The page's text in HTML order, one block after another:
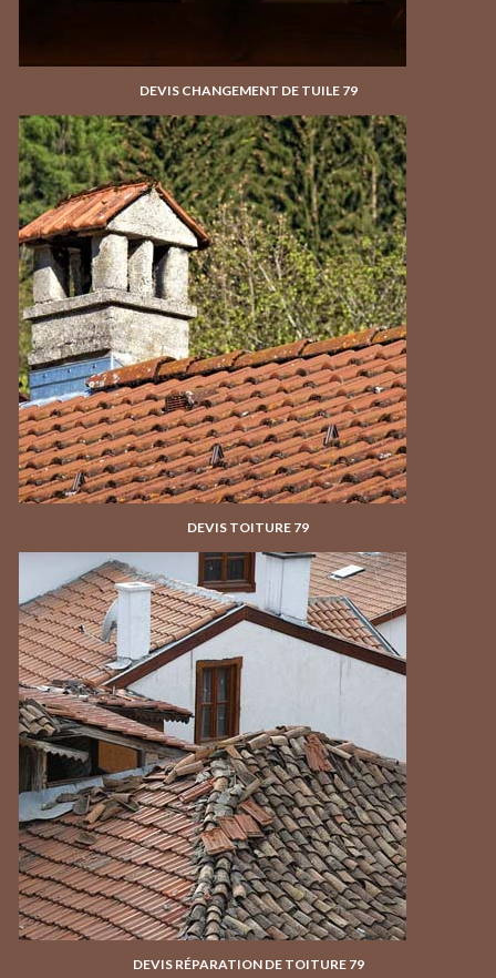
DEVIS CHANGEMENT DE TUILE 79
DEVIS TOITURE 79
DEVIS RÉPARATION DE TOITURE 79